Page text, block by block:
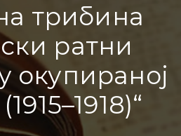
трибина
ратни
окупираној